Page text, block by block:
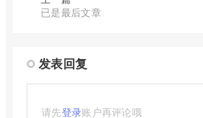
已是最后文章
发表回复
请先登录账户再评论哦